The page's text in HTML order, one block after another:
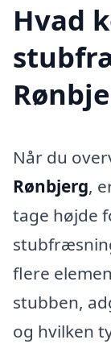
Hvad
Når du
Rønbjerg,
tage højde
flere
stubben,
og hvilken